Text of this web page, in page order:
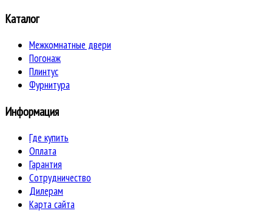
Каталог
Межкомнатные двери
Погонаж
Плинтус
Фурнитура
Информация
Где купить
Оплата
Гарантия
Сотрудничество
Дилерам
Карта сайта